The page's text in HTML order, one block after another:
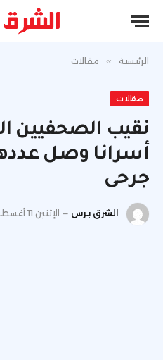
الرئيسية » مقالات
مقالات
نقيب الصحفيين
جرحى
الشرق برس الإثنين 11 أغسطس 10:40 ص